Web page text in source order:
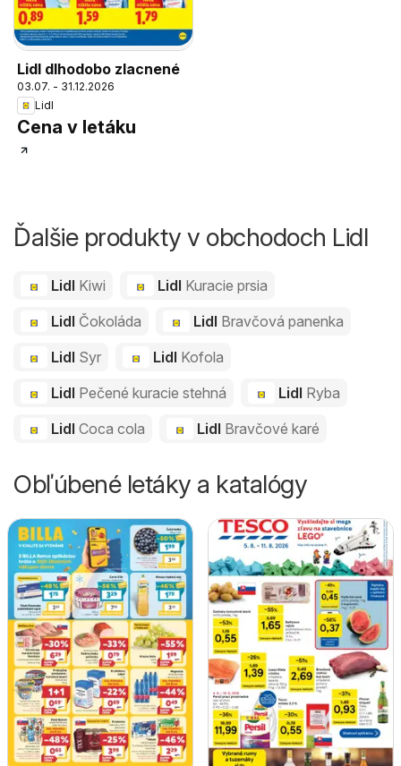
Lidl dlhodobo zlacnené
03.07. - 31.12.2026
Lidl
Cena v letáku
Ďalšie produkty v obchodoch Lidl
Lidl Kiwi Lidl Kuracie prsia
Lidl Čokoláda Lidl Bravčová panenka
Lidl Syr Lidl Kofola
Lidl Pečené kuracie stehná Lidl Ryba
Lidl Coca cola Lidl Bravčové karé
Obľúbené letáky a katalógy